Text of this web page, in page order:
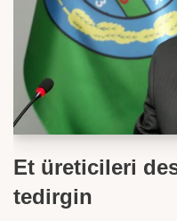
Et üreticileri
tedirgin